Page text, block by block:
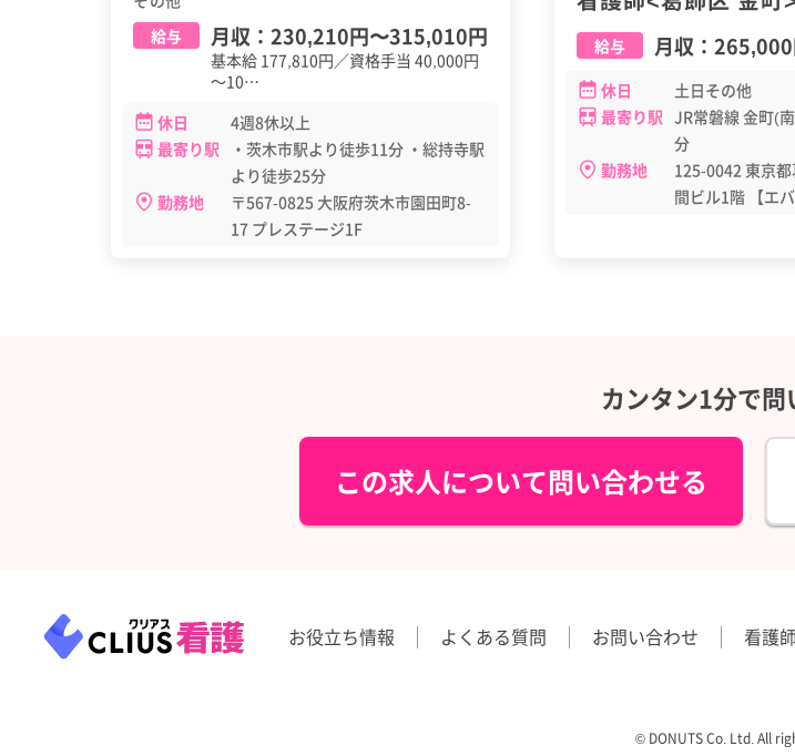
給与
月収： 230,210円〜315,010円
基本給 177,810円／資格手当 40,000円
～10…
休日
4週8休以上
最寄り駅
・茨木市駅より徒歩11分 ・総持寺駅
より徒歩25分
勤務地
〒567-0825 大阪府茨木市園田町8-
17 プレステージ1F
給与 月収：
休日
土日その他
最寄り駅 JR常磐線 金町(
分
勤務地
125-0042 東京
間ビル1階 【エ
カンタン1分で問
この求人について問い合わせる
お役立ち情報 よくある質問 お問い合わせ 看護
©︎ DONUTS Co. Ltd. All